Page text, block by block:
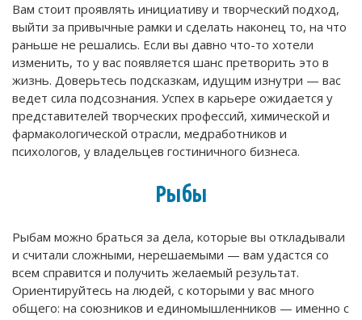
Вам стоит проявлять инициативу и творческий подход,
выйти за привычные рамки и сделать наконец то, на что
раньше не решались. Если вы давно что-то хотели
изменить, то у вас появляется шанс претворить это в
жизнь. Доверьтесь подсказкам, идущим изнутри — вас
ведет сила подсознания. Успех в карьере ожидается у
представителей творческих профессий, химической и
фармакологической отрасли, медработников и
психологов, у владельцев гостиничного бизнеса.
Рыбы
Рыбам можно браться за дела, которые вы откладывали
и считали сложными, нерешаемыми — вам удастся со
всем справится и получить желаемый результат.
Ориентируйтесь на людей, с которыми у вас много
общего: на союзников и единомышленников — именно с